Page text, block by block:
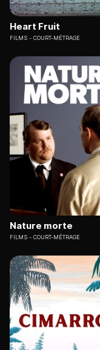
Heart Fruit
FILMS COURT-MÉTRAGE
Nature morte
FILMS COURT-MÉTRAGE